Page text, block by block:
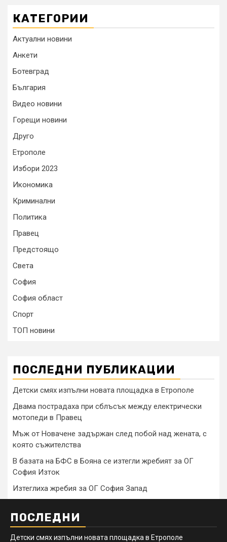
КАТЕГОРИИ
Актуални новини
Анкети
Ботевград
България
Видео новини
Горещи новини
Друго
Етрополе
Избори 2023
Икономика
Криминални
Политика
Правец
Предстоящо
Света
София
София област
Спорт
ТОП новини
ПОСЛЕДНИ ПУБЛИКАЦИИ
Детски смях изпълни новата площадка в Етрополе
Двама пострадаха при сблъсък между електрически
мотопеди в Правец
Мъж от Новачене задържан след побой над жената, с
която съжителства
В базата на БФС в Бояна се изтегли жребият за ОГ
София Изток
Изтеглиха жребия за ОГ София Запад
ПОСЛЕДНИ
Детски смях изпълни новата площадка в Етрополе